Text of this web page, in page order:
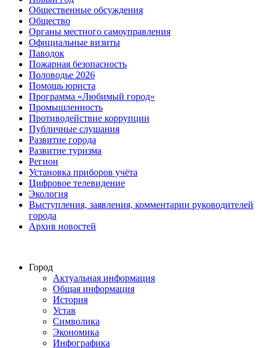
Общественные обсуждения
Общество
Органы местного самоуправления
Официальные визиты
Паводок
Пожарная безопасность
Половодье 2026
Помощь юриста
Программа «Любимый город»
Промышленность
Противодействие коррупции
Публичные слушания
Развитие города
Развитие туризма
Регион
Установка приборов учёта
Цифровое телевидение
Экология
Выступления, заявления, комментарии руководителей
города
Архив новостей
Город
Актуальная информация
Общая информация
История
Устав
Символика
Экономика
Инфографика